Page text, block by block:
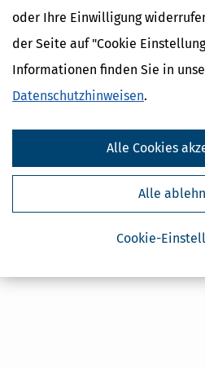
oder Ihre Einwilligung
der Seite auf "Cookie
Informationen finden Sie in
Datenschutzhinweisen.
Cookie-
Alle
Alle Cookies